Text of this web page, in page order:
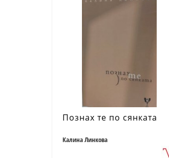
Познах те по сянката
Калина Линкова